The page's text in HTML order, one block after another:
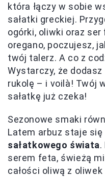
która łączy w sobie
sałatki greckiej.
ogórki, oliwki oraz
oregano, poczujesz,
twój talerz. A co z
Wystarczy, że
rukolę – i voilà! Twój
sałatkę już czeka!
Sezonowe smaki
Latem arbuz staje
sałatkowego świata.
serem feta, świeżą
całości oliwą z